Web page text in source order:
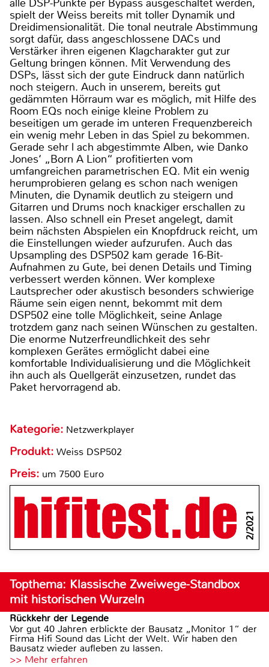
alle DSP-Punkte per Bypass ausgeschaltet werden,
spielt der Weiss bereits mit toller Dynamik und
Dreidimensionalität. Die tonal neutrale Abstimmung
sorgt dafür, dass angeschlossene DACs und
Verstärker ihren eigenen Klagcharakter gut zur
Geltung bringen können. Mit Verwendung des
DSPs, lässt sich der gute Eindruck dann natürlich
noch steigern. Auch in unserem, bereits gut
gedämmten Hörraum war es möglich, mit Hilfe des
Room EQs noch einige kleine Problem zu
beseitigen um gerade im unteren Frequenzbereich
ein wenig mehr Leben in das Spiel zu bekommen.
Gerade sehr l ach abgestimmte Alben, wie Danko
Jones‘ „Born A Lion“ profitierten vom
umfangreichen parametrischen EQ. Mit ein wenig
herumprobieren gelang es schon nach wenigen
Minuten, die Dynamik deutlich zu steigern und
Gitarren und Drums noch knackiger erschallen zu
lassen. Also schnell ein Preset angelegt, damit
beim nächsten Abspielen ein Knopfdruck reicht, um
die Einstellungen wieder aufzurufen. Auch das
Upsampling des DSP502 kam gerade 16-Bit-
Aufnahmen zu Gute, bei denen Details und Timing
verbessert werden können. Wer komplexe
Lautsprecher oder akustisch besonders schwierige
Räume sein eigen nennt, bekommt mit dem
DSP502 eine tolle Möglichkeit, seine Anlage
trotzdem ganz nach seinen Wünschen zu gestalten.
Die enorme Nutzerfreundlichkeit des sehr
komplexen Gerätes ermöglicht dabei eine
komfortable Individualisierung und die Möglichkeit
ihn auch als Quellgerät einzusetzen, rundet das
Paket hervorragend ab.
Kategorie: Netzwerkplayer
Produkt: Weiss DSP502
Preis: um 7500 Euro
2/2021
Topthema: Klassische Zweiwege-Standbox
mit historischen Wurzeln
Rückkehr der Legende
Vor gut 40 Jahren erblickte der Bausatz „Monitor 1“ der
Firma Hifi Sound das Licht der Welt. Wir haben den
Bausatz wieder aufleben zu lassen.
>> Mehr erfahren